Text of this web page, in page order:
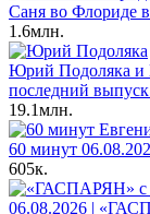
Саня во Флориде
1.6млн.
Юрий Подоляка и
последний
19.1млн.
60 минут
605к.
06.08.2026 |